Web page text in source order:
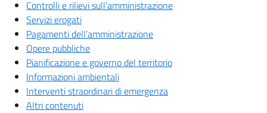
Controlli e rilievi sull’amministrazione
Servizi erogati
Pagamenti dell’amministrazione
Opere pubbliche
Pianificazione e governo del territorio
Informazioni ambientali
Interventi straordinari di emergenza
Altri contenuti